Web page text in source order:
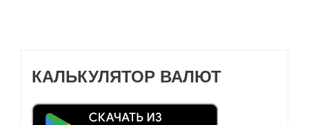
КАЛЬКУЛЯТОР ВАЛЮТ